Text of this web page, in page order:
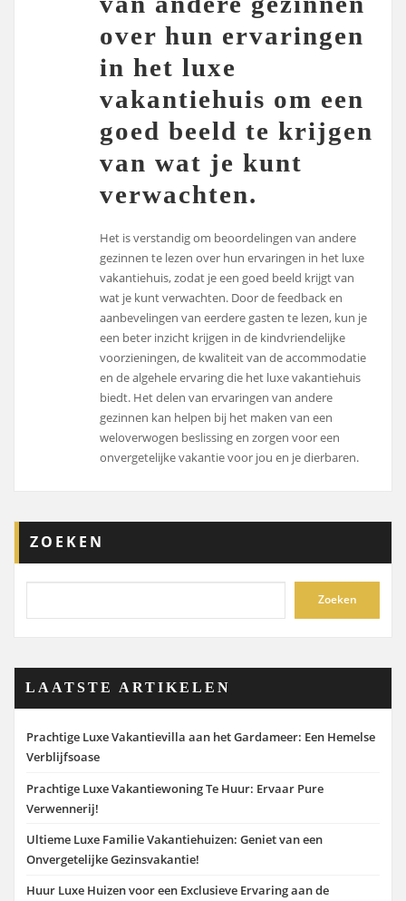
over hun ervaringen
in het luxe
vakantiehuis om een
goed beeld te krijgen
van wat je kunt
verwachten.
Het is verstandig om beoordelingen van andere
gezinnen te lezen over hun ervaringen in het luxe
vakantiehuis, zodat je een goed beeld krijgt van
wat je kunt verwachten. Door de feedback en
aanbevelingen van eerdere gasten te lezen, kun je
een beter inzicht krijgen in de kindvriendelijke
voorzieningen, de kwaliteit van de accommodatie
en de algehele ervaring die het luxe vakantiehuis
biedt. Het delen van ervaringen van andere
gezinnen kan helpen bij het maken van een
weloverwogen beslissing en zorgen voor een
onvergetelijke vakantie voor jou en je dierbaren.
ZOEKEN
Zoeken
LAATSTE ARTIKELEN
Prachtige Luxe Vakantievilla aan het Gardameer: Een Hemelse
Verblijfsoase
Prachtige Luxe Vakantiewoning Te Huur: Ervaar Pure
Verwennerij!
Ultieme Luxe Familie Vakantiehuizen: Geniet van een
Onvergetelijke Gezinsvakantie!
Huur Luxe Huizen voor een Exclusieve Ervaring aan de